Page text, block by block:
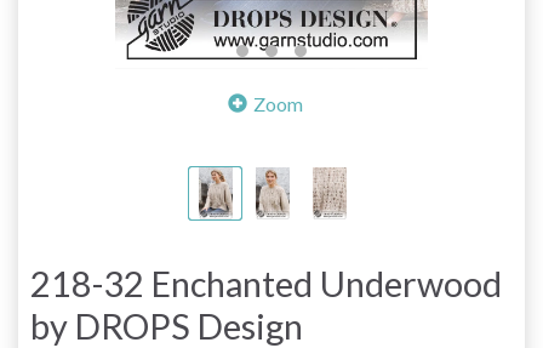
Zoom
218-32 Enchanted Underwood
by DROPS Design